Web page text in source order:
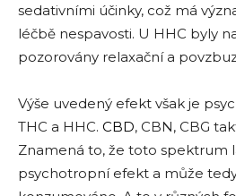
sedativními účinky, což má
léčbě nespavosti. U HHC byly
pozorovány relaxační a
Výše uvedený efekt však je
THC a HHC. CBD, CBN, CBG
Znamená to, že toto spektrum
psychotropní efekt a může